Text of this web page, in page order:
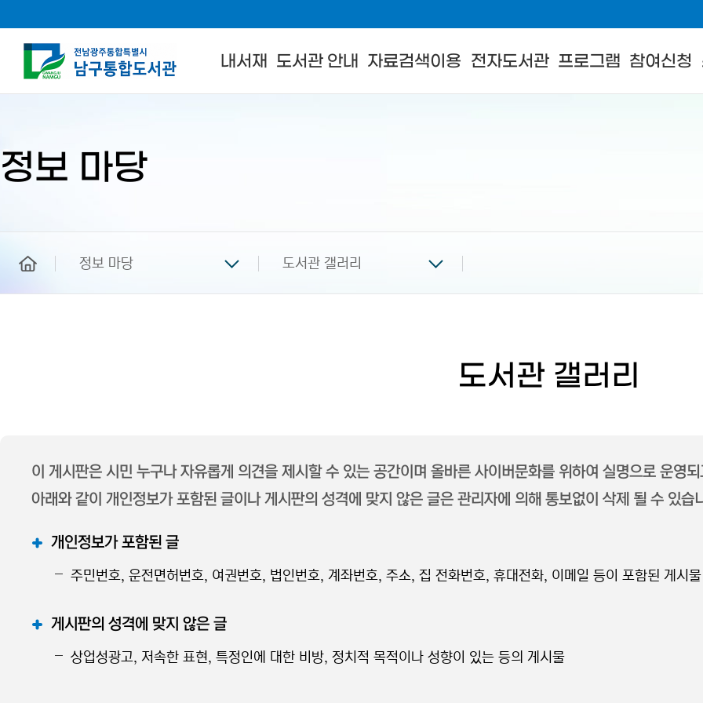
내서재 도서관 안내 자료검색이용 전자도서관 프로그램 참여신청
작
정보 마당
정보 마당 도서관 갤러리
도서관 갤러리
이 게시판은 시민 누구나 자유롭게 의견을 제시할 수 있는 공간이며 올바른 사이버문화를 위하여 실명으로 운영
아래와 같이 개인정보가 포함된 글이나 게시판의 성격에 맞지 않은 글은 관리자에 의해 통보없이 삭제 될 수 있습
개인정보가 포함된 글
주민번호, 운전면허번호, 여권번호, 법인번호, 계좌번호, 주소, 집 전화번호, 휴대전화, 이메일 등이 포함된 게시물
게시판의 성격에 맞지 않은 글
상업성광고, 저속한 표현, 특정인에 대한 비방, 정치적 목적이나 성향이 있는 등의 게시물